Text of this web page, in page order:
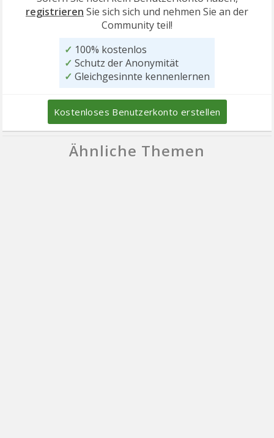
registrieren Sie sich sich und nehmen Sie an der
Community teil!
✓ 100% kostenlos
✓ Schutz der Anonymität
✓ Gleichgesinnte kennenlernen
Kostenloses Benutzerkonto erstellen
Ähnliche Themen